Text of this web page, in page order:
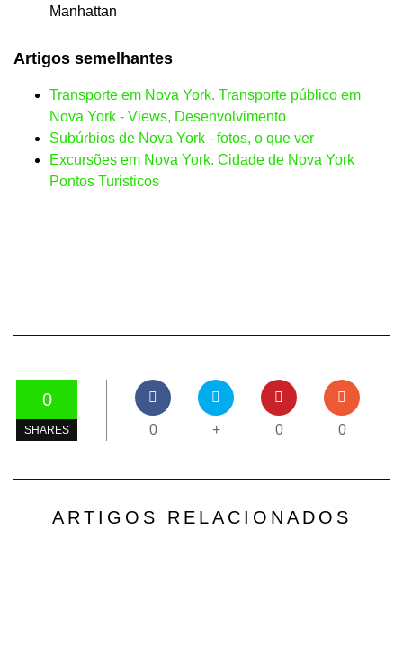
Manhattan
Artigos semelhantes
Transporte em Nova York. Transporte público em
Nova York - Views, Desenvolvimento
Subúrbios de Nova York - fotos, o que ver
Excursões em Nova York. Cidade de Nova York
Pontos Turisticos
0
SHARES 0 + 0 0
ARTIGOS RELACIONADOS